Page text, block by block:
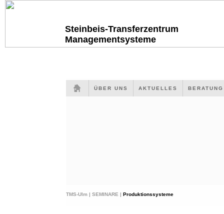
Steinbeis-Transferzentrum
Managementsysteme
ÜBER UNS AKTUELLES
TMS-Ulm | SEMINARE | Produktionssysteme